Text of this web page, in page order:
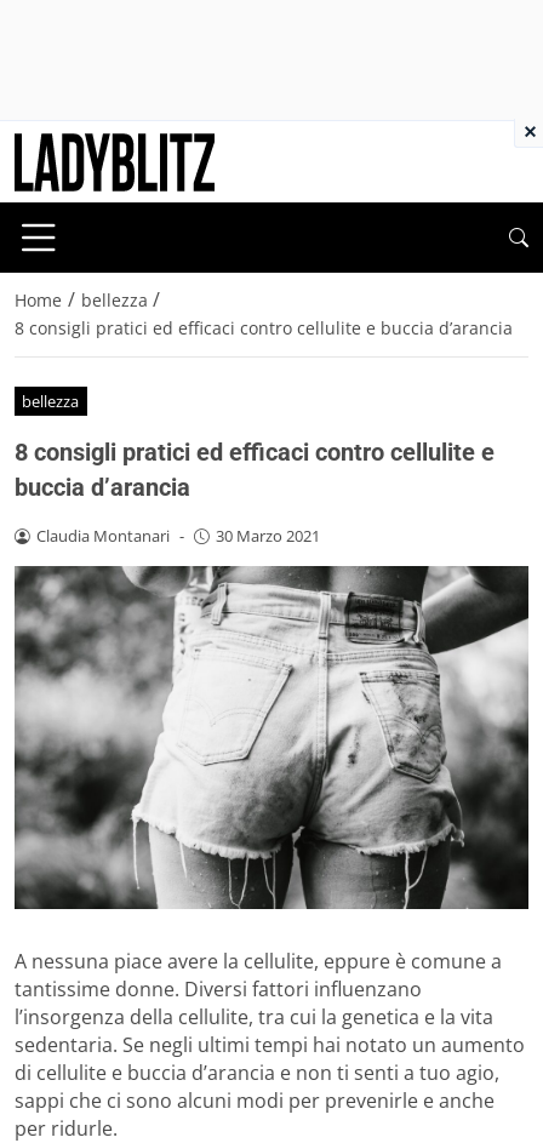
Home / bellezza /
8 consigli pratici ed efficaci contro cellulite e buccia d’arancia
bellezza
8 consigli pratici ed efficaci contro cellulite e
buccia d’arancia
Claudia Montanari - 30 Marzo 2021
A nessuna piace avere la cellulite, eppure è comune a
tantissime donne. Diversi fattori influenzano
l’insorgenza della cellulite, tra cui la genetica e la vita
sedentaria. Se negli ultimi tempi hai notato un aumento
di cellulite e buccia d’arancia e non ti senti a tuo agio,
sappi che ci sono alcuni modi per prevenirle e anche
per ridurle.
×